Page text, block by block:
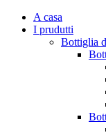
A casa
I prudutti
Bottiglia